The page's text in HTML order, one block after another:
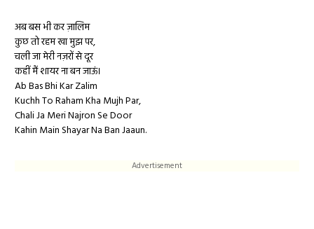
अब बस भी कर ज़ालिम
कुछ तो रहम खा मुझ पर,
चली जा मेरी नज़रों से दूर
कहीं मैं शायर ना बन जाऊं।
Ab Bas Bhi Kar Zalim
Kuchh To Raham Kha Mujh Par,
Chali Ja Meri Najron Se Door
Kahin Main Shayar Na Ban Jaaun.
Advertisement